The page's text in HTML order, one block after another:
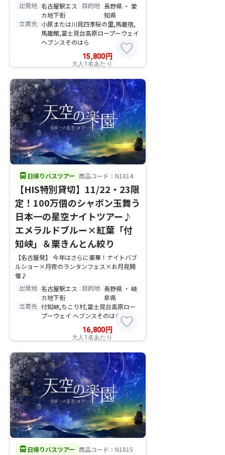
出発地 名古屋駅エス
カ地下街
目的地 長野県 ・ 愛
知県
立寄先 小原または川見四季桜の里,馬籠宿,
馬籠館,富士見台高原ロープーウェイ
ヘブンスそのはら
15,800 円
大人1名あたり
favorite
directions_bus 日帰りバスツアー 商品コード：N1814
【HIS特別貸切】11/22・23限
定！100万個のシャボン玉舞う
日本一の星空ナイトツアー♪
エメラルドブルー×紅葉「付
知峡」＆栗きんとん絞り
【名古屋発】 今年はさらに豪華！ナイトバブ
ルショー×月夜のランタンフェス×お月見開
催♪
出発地 名古屋駅エス
カ地下街
目的地 長野県 ・ 岐
阜県
立寄先 付知峡,ちこり村,富士見台高原ロー
プーウェイ ヘブンスそのはら
16,800 円
大人1名あたり
favorite
directions_bus 日帰りバスツアー 商品コード：N1815